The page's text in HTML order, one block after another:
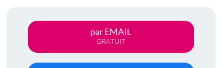
par EMAIL
GRATUIT